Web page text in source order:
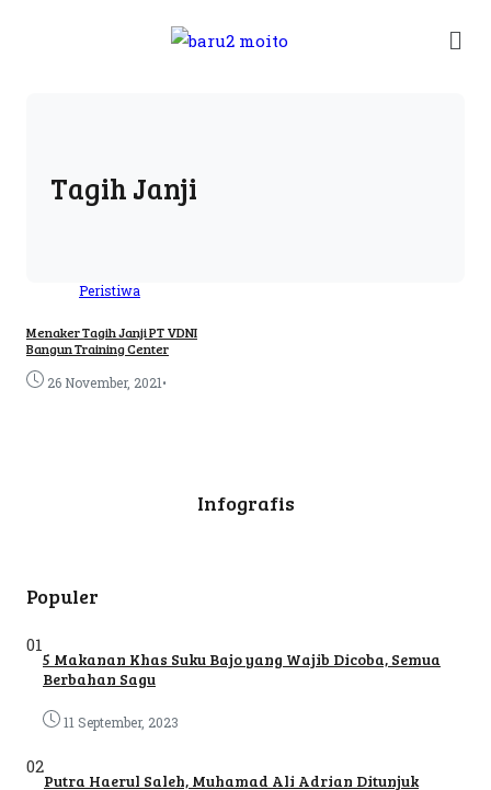
Tagih Janji
Peristiwa
Menaker Tagih Janji PT VDNI
Bangun Training Center
26 November, 2021•
Infografis
Populer
01
5 Makanan Khas Suku Bajo yang Wajib Dicoba, Semua
Berbahan Sagu
11 September, 2023
02
Putra Haerul Saleh, Muhamad Ali Adrian Ditunjuk